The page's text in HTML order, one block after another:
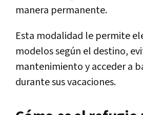
manera permanente.
Esta modalidad le permite
modelos según el destino,
mantenimiento y acceder a
durante sus vacaciones.